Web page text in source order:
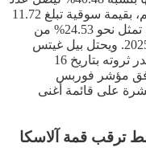
الأسهم التي يمتلكها إلى 24.12 مليون سهم، بقيمة سوقية تبلغ 11.72
مليار دولار. وبذلك باتت بيركشاير هاثاواي تمثل نحو 24.53% من
إجمالي محفظته الإستثمارية بنهاية يونيو 2025. ويحتل بيل غيتس
مكانة متقدمة بين كبار أثرياء العالم؛ إذ تقدر ثروته بتاريخ 16
دولار؛ وفق مؤشر فوربس
على قائمة أغنى
ترقب قمة آلاسكا